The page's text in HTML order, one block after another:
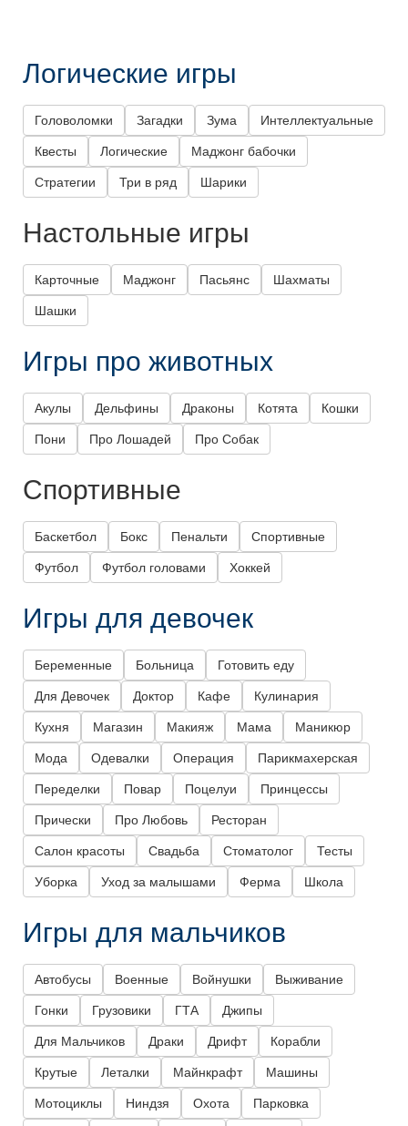
Логические игры
Головоломки Загадки Зума Интеллектуальные
Квесты Логические Маджонг бабочки
Стратегии Три в ряд Шарики
Настольные игры
Карточные Маджонг Пасьянс Шахматы
Шашки
Игры про животных
Акулы Дельфины Драконы Котята Кошки
Пони Про Лошадей Про Собак
Спортивные
Баскетбол Бокс Пенальти Спортивные
Футбол Футбол головами Хоккей
Игры для девочек
Беременные Больница Готовить еду
Для Девочек Доктор Кафе Кулинария
Кухня Магазин Макияж Мама Маникюр
Мода Одевалки Операция Парикмахерская
Переделки Повар Поцелуи Принцессы
Прически Про Любовь Ресторан
Салон красоты Свадьба Стоматолог Тесты
Уборка Уход за малышами Ферма Школа
Игры для мальчиков
Автобусы Военные Войнушки Выживание
Гонки Грузовики ГТА Джипы
Для Мальчиков Драки Дрифт Корабли
Крутые Леталки Майнкрафт Машины
Мотоциклы Ниндзя Охота Парковка